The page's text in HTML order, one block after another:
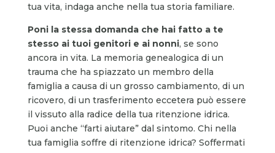
tua vita, indaga anche nella tua storia familiare.
Poni la stessa domanda che hai fatto a te
stesso ai tuoi genitori e ai nonni, se sono
ancora in vita. La memoria genealogica di un
trauma che ha spiazzato un membro della
famiglia a causa di un grosso cambiamento, di un
ricovero, di un trasferimento eccetera può essere
il vissuto alla radice della tua ritenzione idrica.
Puoi anche “farti aiutare” dal sintomo. Chi nella
tua famiglia soffre di ritenzione idrica? Soffermati